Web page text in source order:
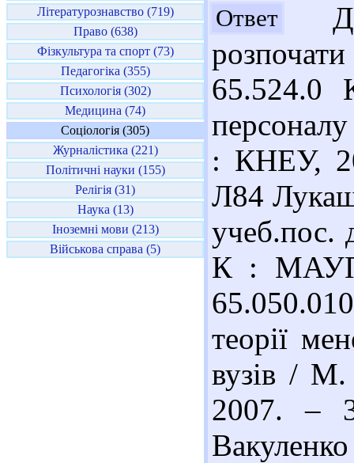
Літературознавство (719)
Право (638)
Фізкультура та спорт (73)
Педагогіка (355)
Психологія (302)
Медицина (74)
Соціологія (305)
Журналістика (221)
Політичні науки (155)
Релігія (31)
Наука (13)
Іноземні мови (213)
Військова справа (5)
Ответ
65.524.0
: КНЕУ,
Л84
учеб.пос.
К :
теорії
вузів /
2007. –